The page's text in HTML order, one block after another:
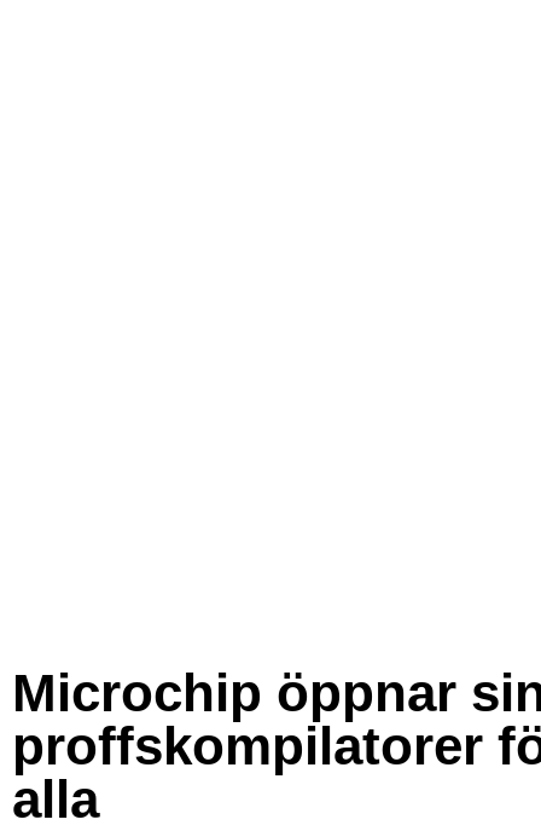
Microchip öppnar
proffskompilatorer
alla